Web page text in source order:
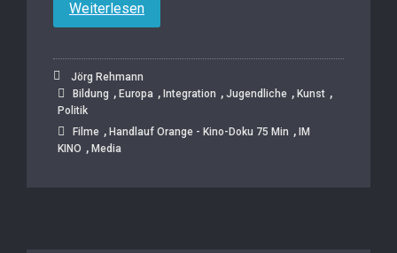
Weiterlesen
Jörg Rehmann
Bildung , Europa , Integration , Jugendliche , Kunst ,
Politik
Filme , Handlauf Orange - Kino-Doku 75 Min , IM
KINO , Media